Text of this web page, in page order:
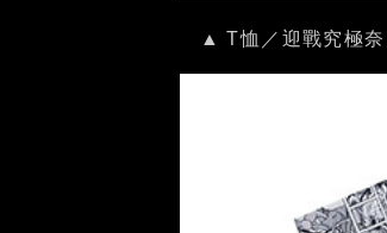
▲ T恤／迎戰究極